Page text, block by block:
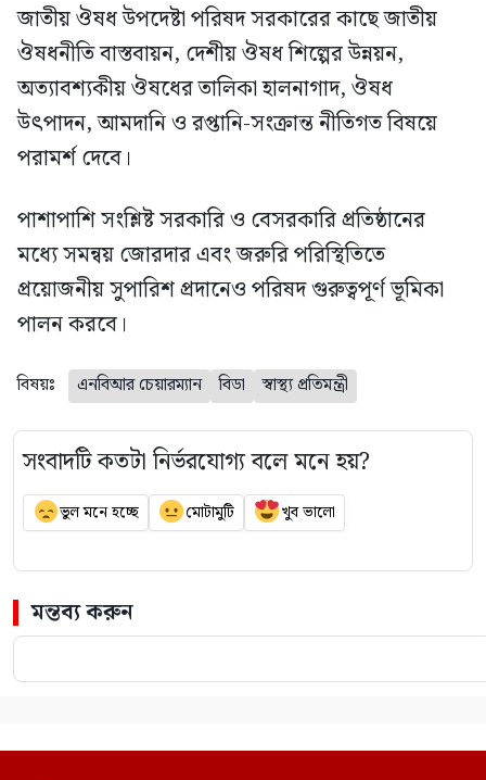
জাতীয় ঔষধ উপদেষ্টা পরিষদ সরকারের কাছে জাতীয়
ঔষধনীতি বাস্তবায়ন, দেশীয় ঔষধ শিল্পের উন্নয়ন,
অত্যাবশ্যকীয় ঔষধের তালিকা হালনাগাদ, ঔষধ
উৎপাদন, আমদানি ও রপ্তানি-সংক্রান্ত নীতিগত বিষয়ে
পরামর্শ দেবে।
পাশাপাশি সংশ্লিষ্ট সরকারি ও বেসরকারি প্রতিষ্ঠানের
মধ্যে সমন্বয় জোরদার এবং জরুরি পরিস্থিতিতে
প্রয়োজনীয় সুপারিশ প্রদানেও পরিষদ গুরুত্বপূর্ণ ভূমিকা
পালন করবে।
বিষয়ঃ এনবিআর চেয়ারম্যান বিডা স্বাস্থ্য প্রতিমন্ত্রী
সংবাদটি কতটা নির্ভরযোগ্য বলে মনে হয়?
ভুল মনে হচ্ছে মোটামুটি খুব ভালো
মন্তব্য করুন